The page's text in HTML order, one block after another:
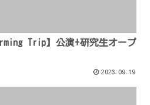
Trip】公演+研究生オープ
2023.09.19